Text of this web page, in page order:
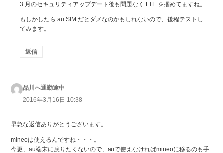
3 月のセキュリティアップデート後も問題なく LTE を掴めてますね。
もしかしたら au SIM だとダメなのかもしれないので、後程テストし
てみます。
返信
品川へ通勤途中
り:
2016年3月16日 10:38
早急な返信ありがとうございます。
mineoは使えるんですね・・・。
今更、au端末に戻りたくないので、auで使えなければmineoに移るのも手